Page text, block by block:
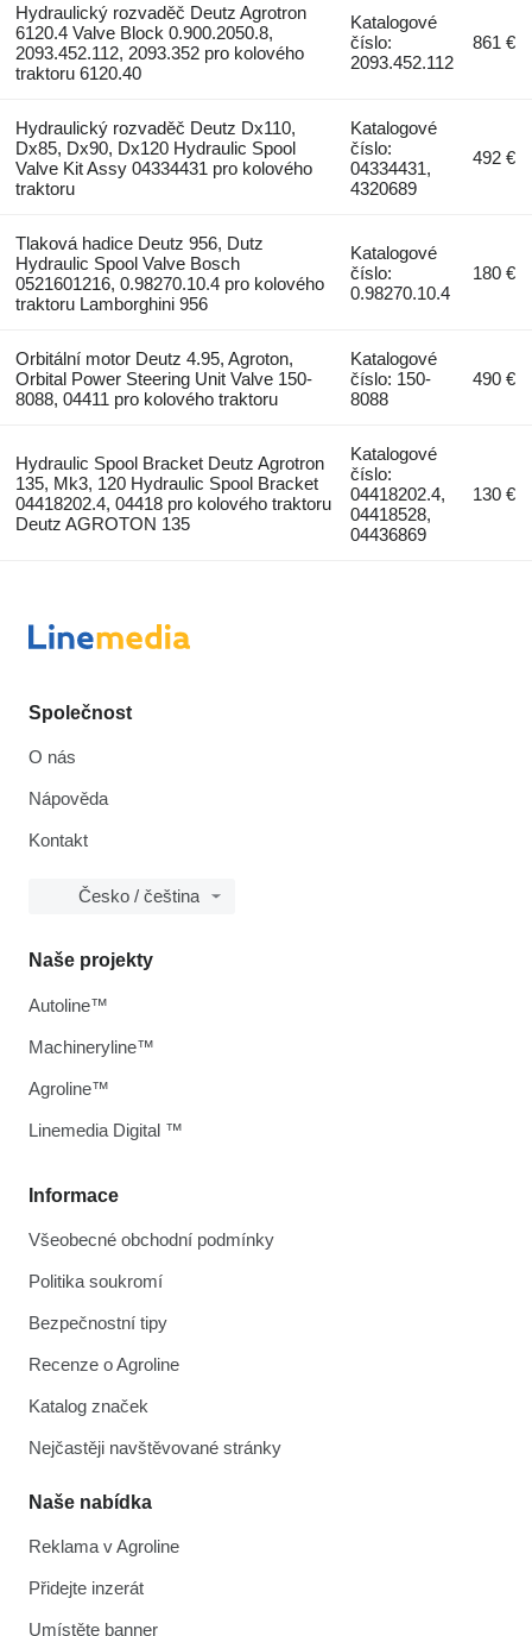
Hydraulický rozvaděč Deutz Agrotron
6120.4 Valve Block 0.900.2050.8,
2093.452.112, 2093.352 pro kolového
traktoru 6120.40
Katalogové
číslo:
2093.452.112
861 €
Hydraulický rozvaděč Deutz Dx110,
Dx85, Dx90, Dx120 Hydraulic Spool
Valve Kit Assy 04334431 pro kolového
traktoru
Katalogové
číslo:
04334431,
4320689
492 €
Tlaková hadice Deutz 956, Dutz
Hydraulic Spool Valve Bosch
0521601216, 0.98270.10.4 pro kolového
traktoru Lamborghini 956
Katalogové
číslo:
0.98270.10.4
180 €
Orbitální motor Deutz 4.95, Agroton,
Orbital Power Steering Unit Valve 150-
8088, 04411 pro kolového traktoru
Katalogové
číslo: 150-
8088
490 €
Hydraulic Spool Bracket Deutz Agrotron
135, Mk3, 120 Hydraulic Spool Bracket
04418202.4, 04418 pro kolového traktoru
Deutz AGROTON 135
Katalogové
číslo:
04418202.4,
04418528,
04436869
130 €
Společnost
O nás
Nápověda
Kontakt
Česko / čeština
Informace
Všeobecné obchodní podmínky
Politika soukromí
Bezpečnostní tipy
Recenze o Agroline
Katalog značek
Nejčastěji navštěvované stránky
Naše nabídka
Reklama v Agroline
Přidejte inzerát
Umístěte banner
Naše projekty
Autoline™
Machineryline™
Agroline™
Linemedia Digital ™